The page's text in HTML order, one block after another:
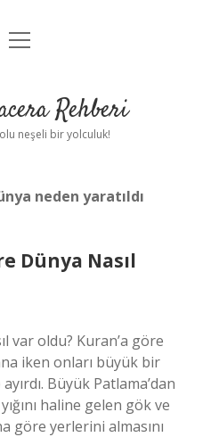
Uyarı
menüyü
Rehberi
neşeli bir yolculuk!
neden yaratıldı
Dünya Nasıl
var oldu? Kuran’a göre
iken onları büyük bir
Büyük Patlama’dan
haline gelen gök ve
göre yerlerini almasını